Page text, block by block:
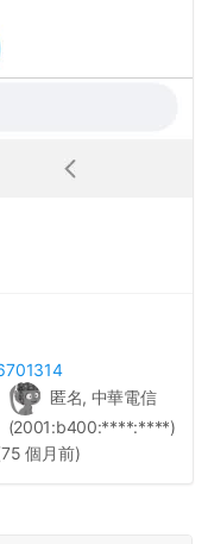
匿名, 中華電信
(2001:b400:****:****)
個月前)